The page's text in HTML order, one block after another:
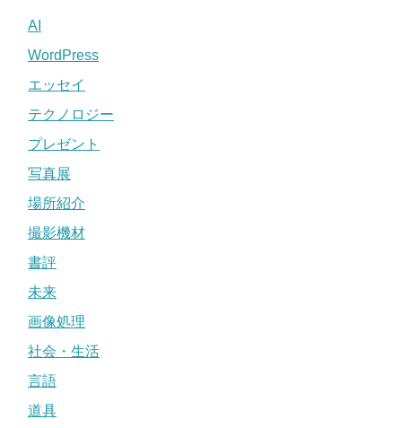
AI
WordPress
エッセイ
テクノロジー
プレゼント
写真展
場所紹介
撮影機材
書評
未来
画像処理
社会・生活
言語
道具